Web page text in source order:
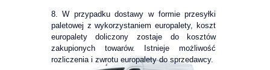
8. W przypadku dostawy w formie przesyłki
paletowej z wykorzystaniem europalety, koszt
europalety doliczony zostaje do kosztów
zakupionych towarów. Istnieje możliwość
rozliczenia i zwrotu europalety do sprzedawcy.